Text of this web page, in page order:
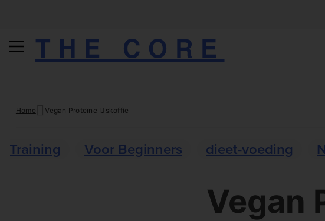
THE CORE
Home Vegan Proteïne IJskoffie
Training Voor Beginners dieet-voeding
Vegan